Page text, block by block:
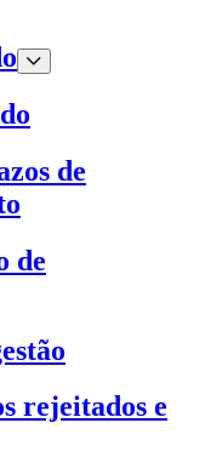
de
de
rejeitados e